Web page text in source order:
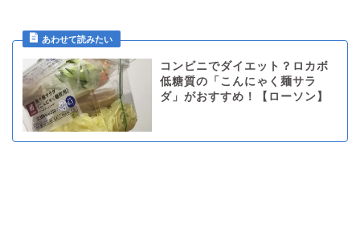
コンビニでダイエット？ロカボ
低糖質の「こんにゃく麺サラ
ダ」がおすすめ！【ローソン】